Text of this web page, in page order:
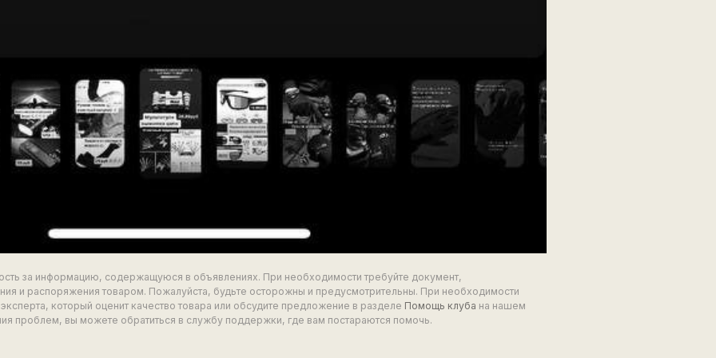
за информацию, содержащуюся в объявлениях. При необходимости требуйте документ,
и распоряжения товаром. Пожалуйста, будьте осторожны и предусмотрительны. При необходимости
который оценит качество товара или обсудите предложение в разделе Помощь клуба на нашем
проблем, вы можете обратиться в службу поддержки, где вам постараются помочь.